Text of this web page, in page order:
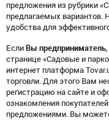
предложения из рубрики
предлагаемых вариантов.
удобства для
Если Вы предприниматель
странице «Садовые и
интернет платформа
торговли. Для этого Вам
регистрацию на сайте и
ознакомления
предложениями. Вы